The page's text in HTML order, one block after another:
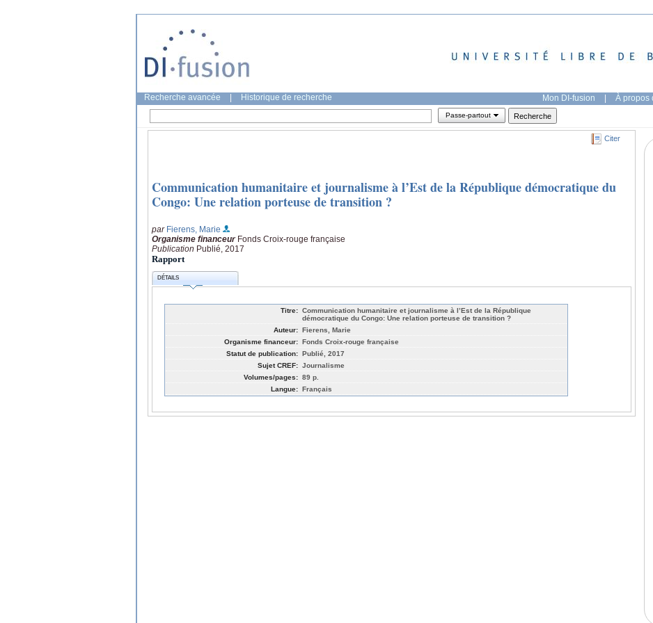
Recherche avancée Historique de recherche Mon DI-fusion | À propos
Passe-partout
Citer
Communication humanitaire et journalisme à l’Est de la République démocratique du
Congo: Une relation porteuse de transition ?
par Fierens, Marie
Organisme financeur Fonds Croix-rouge française
Publication Publié, 2017
Rapport
DÉTAILS
Titre: Communication humanitaire et journalisme à l’Est de la République
démocratique du Congo: Une relation porteuse de transition ?
Auteur: Fierens, Marie
Organisme financeur: Fonds Croix-rouge française
Statut de publication: Publié, 2017
Sujet CREF: Journalisme
Volumes/pages: 89 p.
Langue: Français